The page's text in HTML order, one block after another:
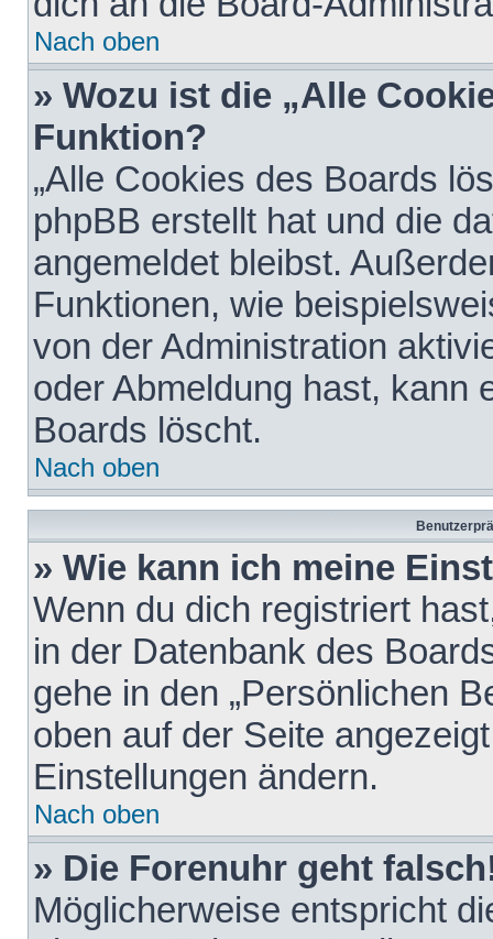
Nach oben
» Wozu ist die „Alle
Funktion?
„Alle Cookies des Boards
phpBB erstellt hat und die
angemeldet bleibst.
Funktionen, wie
von der Administration
oder Abmeldung hast, kann
Boards löscht.
Nach oben
» Wie kann ich meine
Wenn du dich registriert
in der Datenbank des
gehe in den „Persönlichen
oben auf der Seite
Einstellungen ändern.
Nach oben
» Die Forenuhr geht
Möglicherweise entspricht